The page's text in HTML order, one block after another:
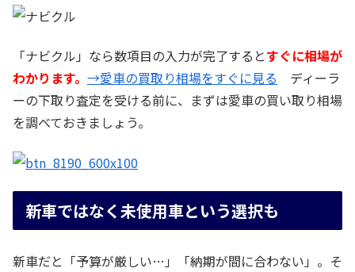
「ナビクル」なら数項目の入力が完了するとすぐに相場が
わかります。 →愛車の買取り相場をすぐに見る ディーラ
ーの下取り査定を受ける前に、まずは愛車の買い取り相場
を調べておきましょう。
新車ではなく未使用車という選択も
新車だと「予算が厳しい…」「納期が間に合わない」。そ